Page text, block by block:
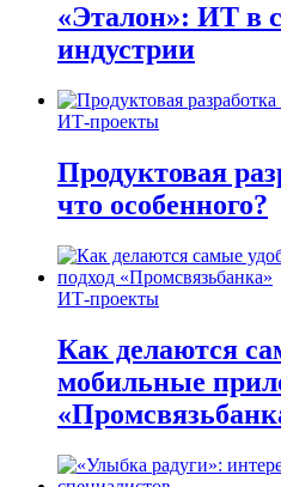
«Эталон»: ИТ в
индустрии
ИТ-проекты
Продуктовая
что особенного?
ИТ-проекты
Как делаются
мобильные